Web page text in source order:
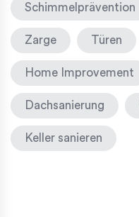
Schimmelprävention
Zarge Türen
Home Improvement
Dachsanierung
Keller sanieren